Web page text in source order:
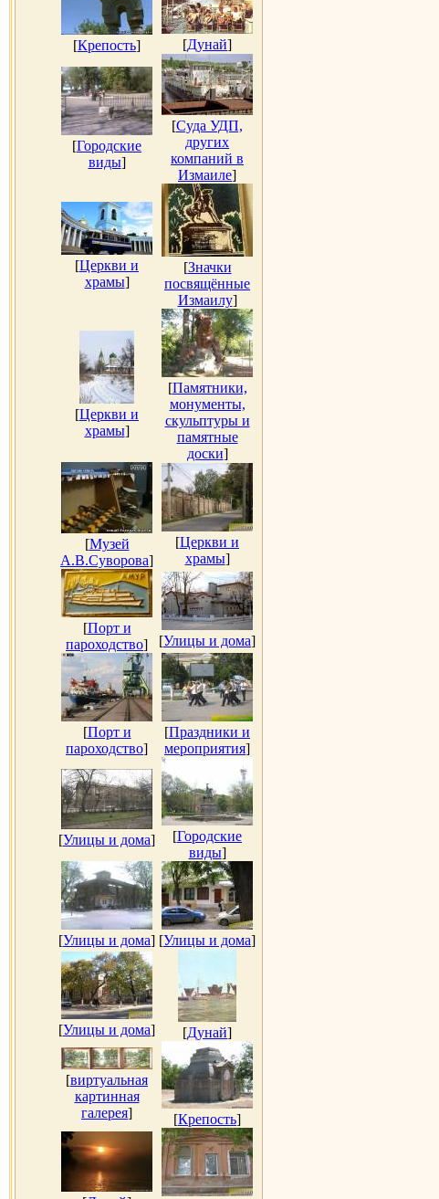
[Крепость] [Дунай]
[Городские
виды]
[Суда УДП,
других
компаний в
Измаиле]
[Церкви и
храмы]
[Значки
посвящённые
Измаилу]
[Церкви и
храмы]
[Памятники,
монументы,
скульптуры и
памятные
доски]
[Музей
А.В.Суворова]
[Церкви и
храмы]
[Порт и
пароходство] [Улицы и дома]
[Порт и
пароходство]
[Праздники и
мероприятия]
[Улицы и дома] [Городские
виды]
[Улицы и дома] [Улицы и дома]
[Улицы и дома] [Дунай]
[виртуальная
картинная
галерея] [Крепость]